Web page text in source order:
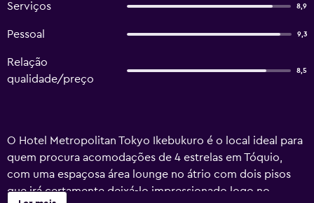
Serviços 8,9
Pessoal 9,3
Relação
qualidade/preço
8,5
O Hotel Metropolitan Tokyo Ikebukuro é o local ideal para
quem procura acomodações de 4 estrelas em Tóquio,
com uma espaçosa área lounge no átrio com dois pisos
que irá certamente deixá-lo impressionado logo no